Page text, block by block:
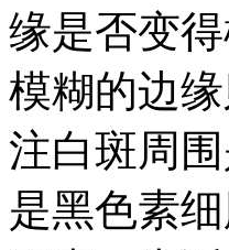
缘是否变
模糊的边
注白斑周
是黑色素